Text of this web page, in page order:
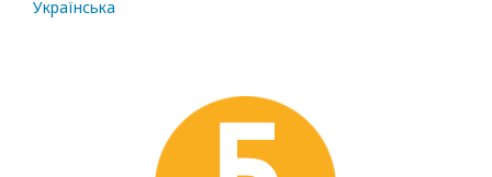
Українська